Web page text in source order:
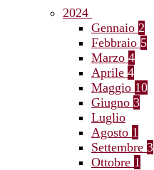
2024
Gennaio 2
Febbraio 5
Marzo 4
Aprile 4
Maggio 10
Giugno 3
Luglio
Agosto 1
Settembre 3
Ottobre 1